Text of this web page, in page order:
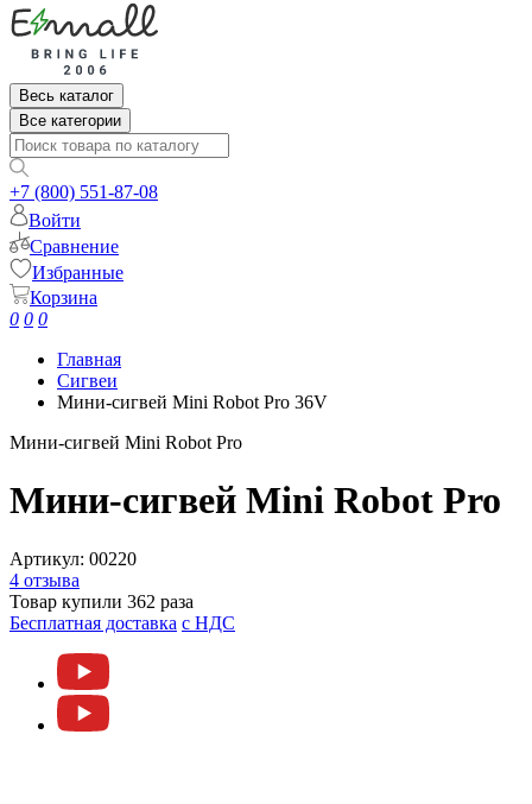
Весь каталог
Все категории
+7 (800) 551-87-08
Войти
Сравнение
Избранные
Корзина
0 0 0
Главная
Сигвеи
Мини-сигвей Mini Robot Pro 36V
Мини-сигвей Mini Robot Pro
Мини-сигвей Mini Robot Pro
Артикул: 00220
4 отзыва
Товар купили 362 раза
Бесплатная доставка c НДС